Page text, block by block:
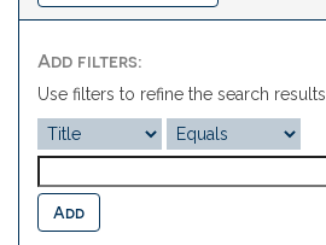
Add filters:
Use filters to refine the search results.